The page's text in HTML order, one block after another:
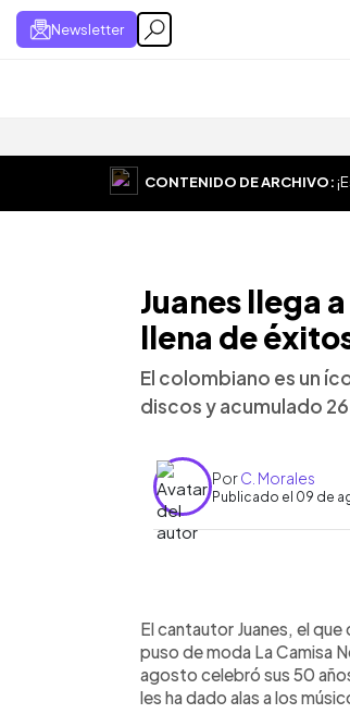
Newsletter
CONTENIDO DE ARCHIVO:
Juanes llega
llena de
El colombiano es un
discos y acumulado
PorC. Morales
Publicado el 09 de
► Escuchar
El cantautor Juanes, el
puso de moda La Camisa
agosto celebró sus 50
les ha dado alas a los